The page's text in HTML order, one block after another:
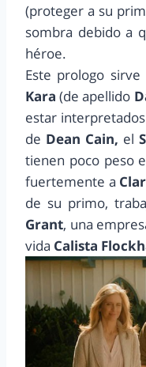
(proteger a su
sombra debido a
héroe.
Este prologo
Kara(de apellido
estar
de Dean Cain, el
tienen poco peso
fuertemente a
de su primo,
Grant, una
vida Calista